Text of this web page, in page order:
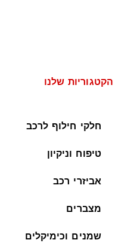
הקטגוריות שלנו
חלקי חילוף לרכב
טיפוח וניקיון
אביזרי רכב
מצברים
שמנים וכימיקלים